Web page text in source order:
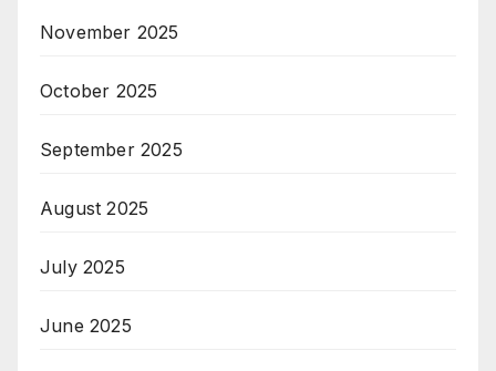
November 2025
October 2025
September 2025
August 2025
July 2025
June 2025